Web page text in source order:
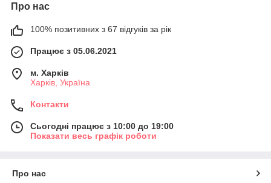
У нашому каталозі представлені різноманітні сюжети:
ангели-охоронці;
феї;
квіткові феї;
лісові феї;
ельфи;
чарівниці;
чарівні сади;
Про нас
100% позитивних з 67 відгуків за рік
Працює з 05.06.2021
м. Харків
Харків, Україна
Контакти
Сьогодні працює з 10:00 до 19:00
Показати весь графік роботи
Про нас